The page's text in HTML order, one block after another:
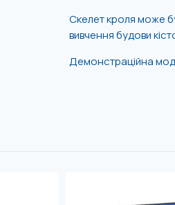
Скелет кроля може
вивчення будови
Демонстраційна